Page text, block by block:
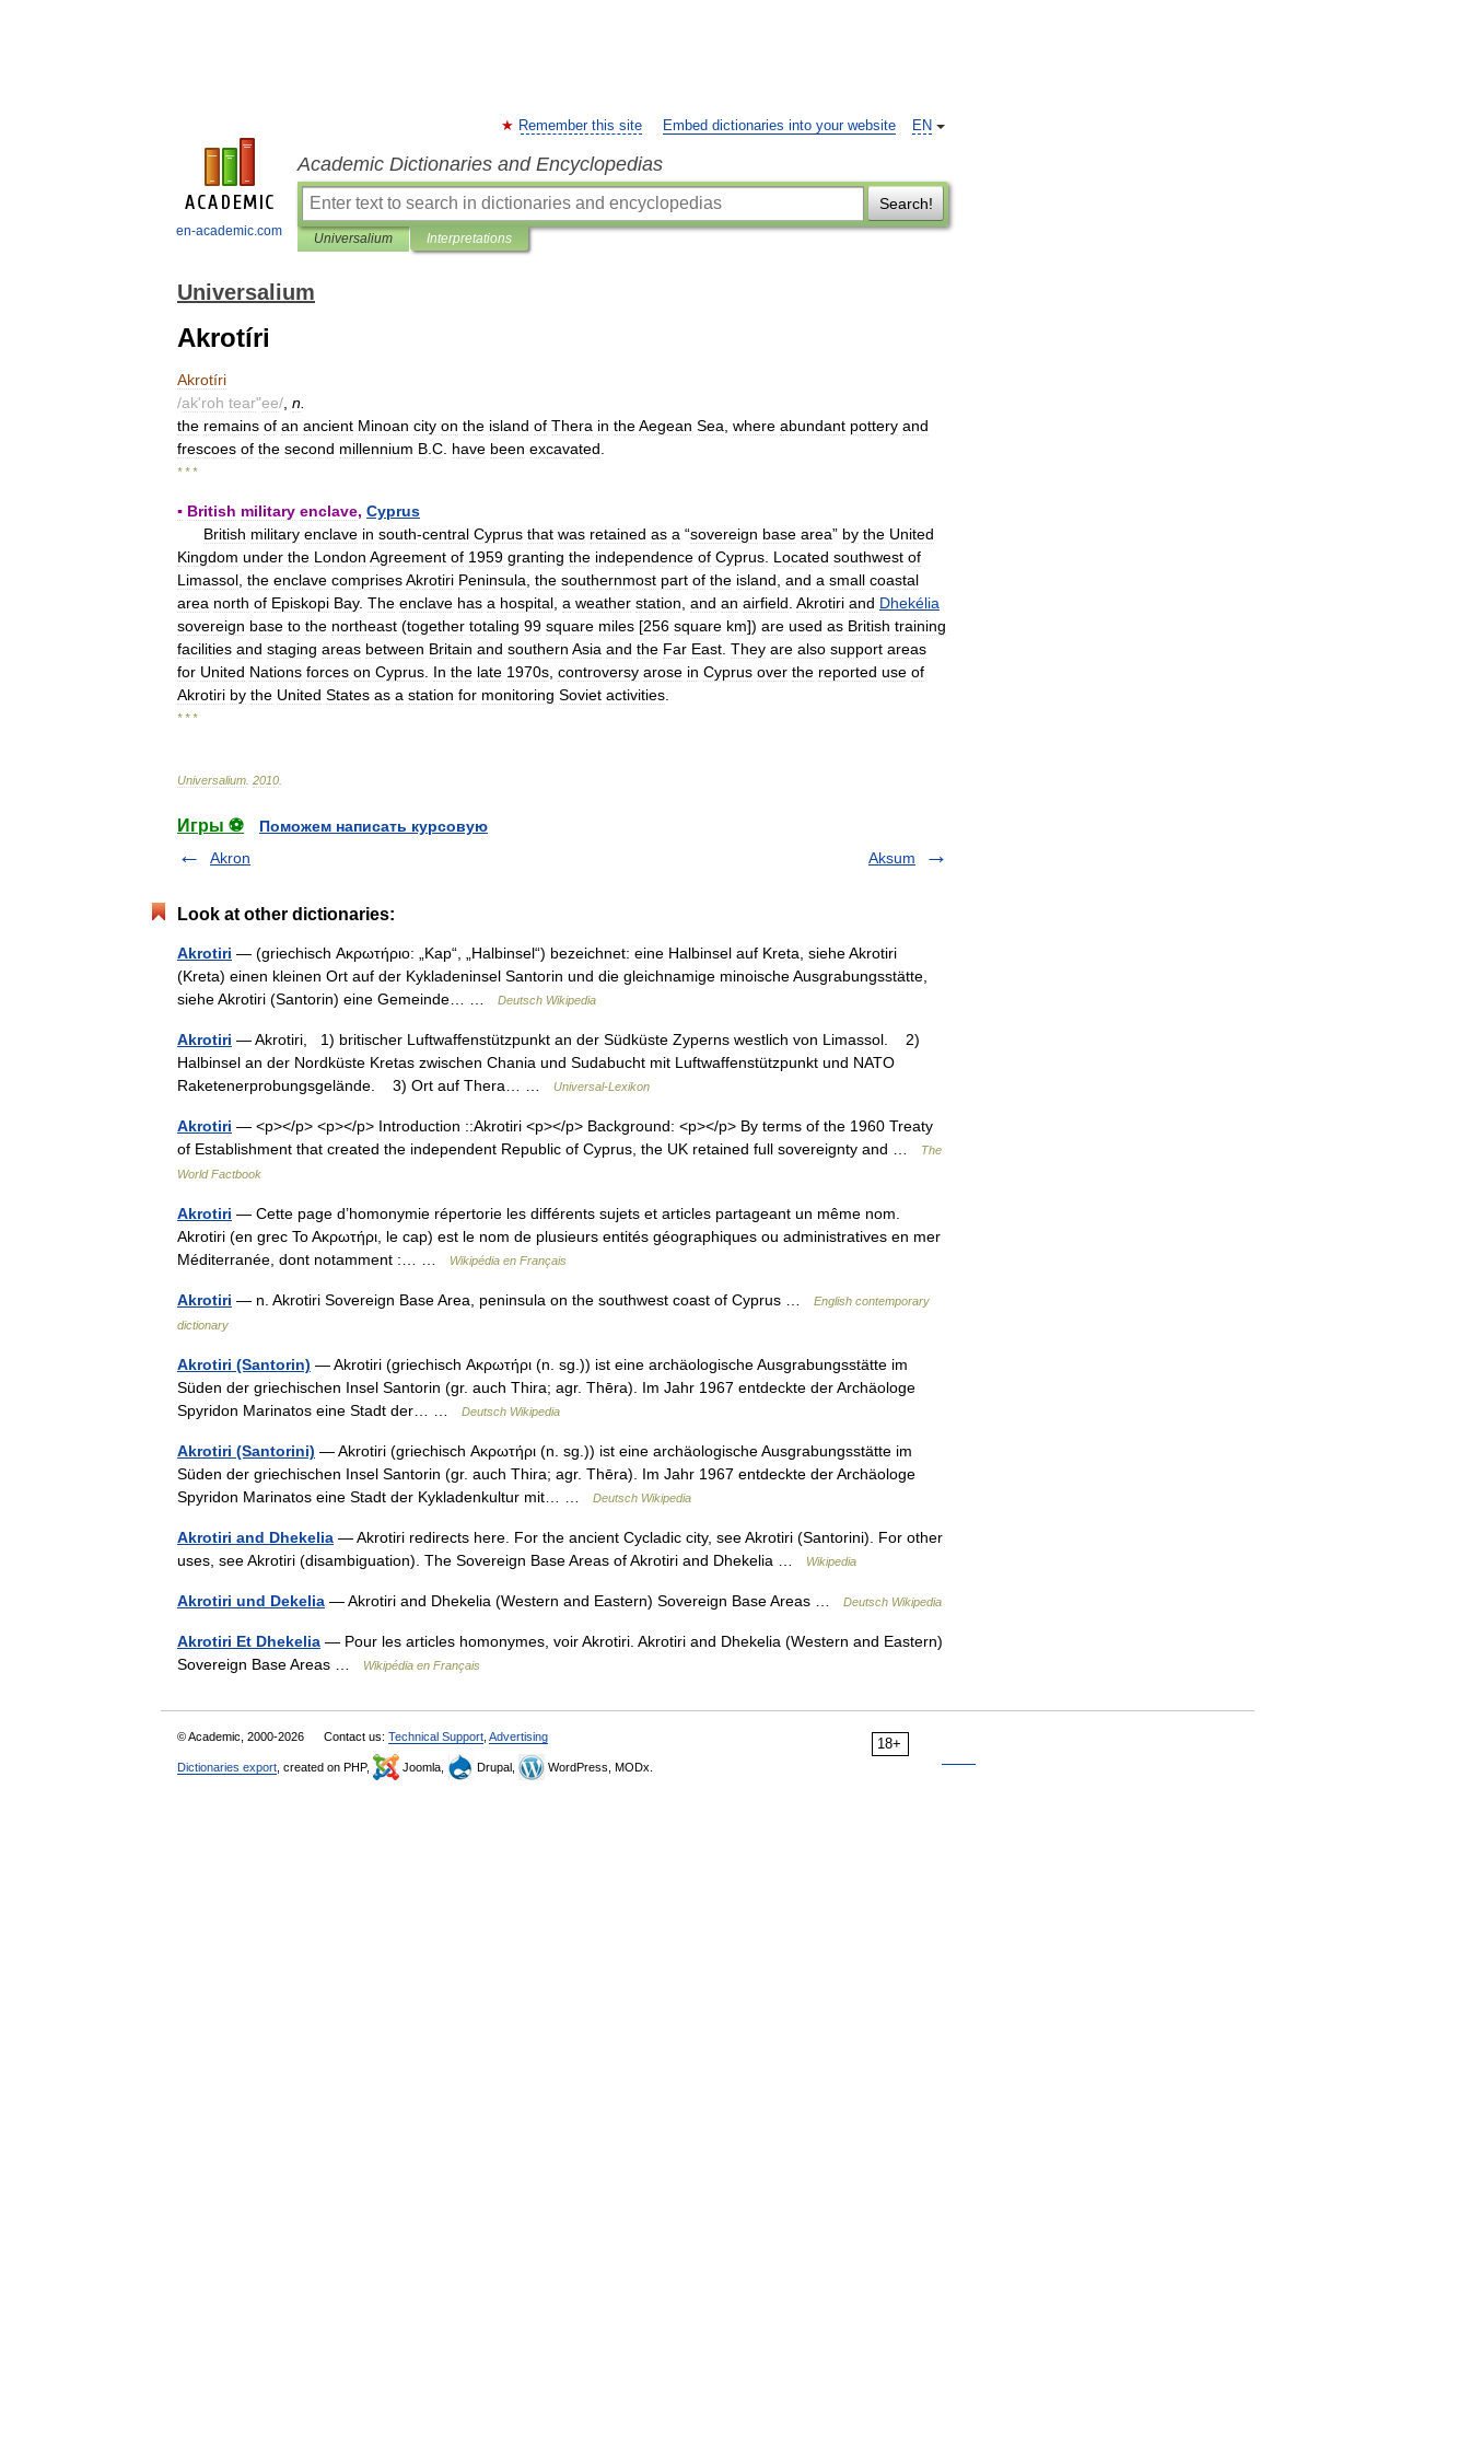
en-academic.com
EN
Remember this site Embed dictionaries into your website
Academic Dictionaries and Encyclopedias
Search!
Universalium Interpretations
Universalium
Akrotíri
Akrotíri
/ak'roh tear"ee/ n
the remains of an ancient Minoan city on the island of Thera in theAegean Sea where abundant pottery and
frescoes of the second millennium B C have been excavated
* * *
▪ British military enclave, Cyprus
British military enclave in south-central Cyprus that was retained as a “sovereign base area” by the United
Kingdom under the London Agreement of 1959 granting the independence of Cyprus Located southwest of
Limassol the enclave comprisesAkrotiri Peninsula the southernmost part of the island and a small coastal
area north of Episkopi Bay. The enclave has a hospital a weather station and an airfield Akrotiri and Dhekélia
sovereign base to the northeast (together totaling 99 square miles [256 square km]) are used as British training
facilities and staging areas between Britain and southern Asia and the Far East They are also support areas
for United Nations forces on Cyprus In the late 1970s controversy arose in Cyprus over the reported use of
Akrotiri by the United States as a station for monitoring Soviet activities
* * *
Universalium 2010
Игры ⚽
Поможем написать курсовую
Akron
Aksum
Look at other dictionaries:
Akrotiri — (griechisch Ακρωτήριο: „Kap“, „Halbinsel“) bezeichnet: eine Halbinsel auf Kreta, siehe Akrotiri
(Kreta) einen kleinen Ort auf der Kykladeninsel Santorin und die gleichnamige minoische Ausgrabungsstätte,
siehe Akrotiri (Santorin) eine Gemeinde… …
Deutsch Wikipedia
Akrotiri — Akrotiri, 1) britischer Luftwaffenstützpunkt an der Südküste Zyperns westlich von Limassol. 2)
Halbinsel an der Nordküste Kretas zwischen Chania und Sudabucht mit Luftwaffenstützpunkt und NATO
Raketenerprobungsgelände. 3) Ort auf Thera… …
Universal-Lexikon
Akrotiri — <p></p> <p></p> Introduction ::Akrotiri <p></p> Background: <p></p> By terms of the 1960 Treaty
of Establishment that created the independent Republic of Cyprus, the UK retained full sovereignty and …
The
World Factbook
Akrotiri — Cette page d’homonymie répertorie les différents sujets et articles partageant un même nom.
Akrotiri (en grec Το Ακρωτήρι, le cap) est le nom de plusieurs entités géographiques ou administratives en mer
Méditerranée, dont notamment :… …
Wikipédia en Français
Akrotiri — n. Akrotiri Sovereign Base Area, peninsula on the southwest coast of Cyprus …
English contemporary
dictionary
Akrotiri (Santorin) — Akrotiri (griechisch Ακρωτήρι (n. sg.)) ist eine archäologische Ausgrabungsstätte im
Süden der griechischen Insel Santorin (gr. auch Thira; agr. Thēra). Im Jahr 1967 entdeckte der Archäologe
Spyridon Marinatos eine Stadt der… …
Deutsch Wikipedia
Akrotiri (Santorini) — Akrotiri (griechisch Ακρωτήρι (n. sg.)) ist eine archäologische Ausgrabungsstätte im
Süden der griechischen Insel Santorin (gr. auch Thira; agr. Thēra). Im Jahr 1967 entdeckte der Archäologe
Spyridon Marinatos eine Stadt der Kykladenkultur mit… …
Deutsch Wikipedia
Akrotiri and Dhekelia — Akrotiri redirects here. For the ancient Cycladic city, see Akrotiri (Santorini). For other
uses, see Akrotiri (disambiguation). The Sovereign Base Areas of Akrotiri and Dhekelia …
Wikipedia
Akrotiri und Dekelia — Akrotiri and Dhekelia (Western and Eastern) Sovereign Base Areas … Deutsch Wikipedia
Akrotiri Et Dhekelia — Pour les articles homonymes, voir Akrotiri. Akrotiri and Dhekelia (Western and Eastern)
Sovereign Base Areas …
Wikipédia en Français
18+
© Academic, 2000-2026 Contact us: Technical Support Advertising
Dictionaries export , created on PHP, Joomla, Drupal, WordPress, MODx.